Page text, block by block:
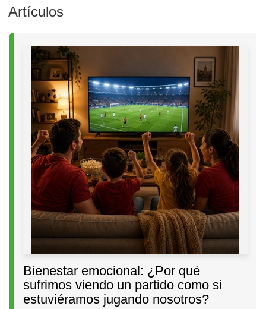
Artículos
Bienestar emocional: ¿Por qué
sufrimos viendo un partido como si
estuviéramos jugando nosotros?